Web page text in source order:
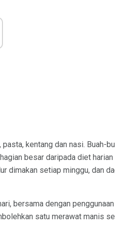
kentang dan nasi. Buah-
besar daripada diet
dimakan setiap minggu, dan
bersama dengan
satu merawat manis